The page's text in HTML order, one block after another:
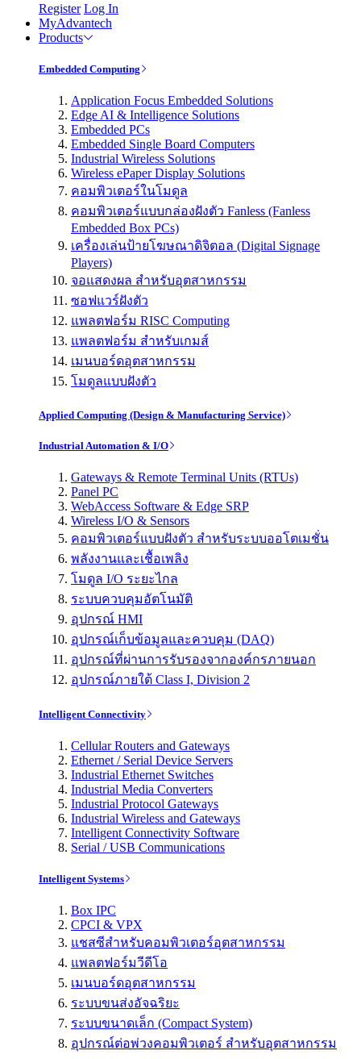
Register Log In
MyAdvantech
Products
Embedded Computing
Application Focus Embedded Solutions
Edge AI & Intelligence Solutions
Embedded PCs
Embedded Single Board Computers
Industrial Wireless Solutions
Wireless ePaper Display Solutions
คอมพิวเตอร์ในโมดูล
คอมพิวเตอร์แบบกล่องฝังตัว Fanless (Fanless
Embedded Box PCs)
เครื่องเล่นป้ายโฆษณาดิจิตอล (Digital Signage
Players)
จอแสดงผล สำหรับอุตสาหกรรม
ซอฟแวร์ฝังตัว
แพลตฟอร์ม RISC Computing
แพลตฟอร์ม สำหรับเกมส์
เมนบอร์ดอุตสาหกรรม
โมดูลแบบฝังตัว
Applied Computing (Design & Manufacturing Service)
Industrial Automation & I/O
Gateways & Remote Terminal Units (RTUs)
Panel PC
WebAccess Software & Edge SRP
Wireless I/O & Sensors
คอมพิวเตอร์แบบฝังตัว สำหรับระบบออโตเมชั่น
พลังงานและเชื้อเพลิง
โมดูล I/O ระยะไกล
ระบบควบคุมอัตโนมัติ
อุปกรณ์ HMI
อุปกรณ์เก็บข้อมูลและควบคุม (DAQ)
อุปกรณ์ที่ผ่านการรับรองจากองค์กรภายนอก
อุปกรณ์ภายใต้ Class I, Division 2
Intelligent Connectivity
Cellular Routers and Gateways
Ethernet / Serial Device Servers
Industrial Ethernet Switches
Industrial Media Converters
Industrial Protocol Gateways
Industrial Wireless and Gateways
Intelligent Connectivity Software
Serial / USB Communications
Intelligent Systems
Box IPC
CPCI & VPX
แชสซีสำหรับคอมพิวเตอร์อุตสาหกรรม
แพลตฟอร์มวีดีโอ
เมนบอร์ดอุตสาหกรรม
ระบบขนส่งอัจฉริยะ
ระบบขนาดเล็ก (Compact System)
อุปกรณ์ต่อพ่วงคอมพิวเตอร์ สำหรับอุตสาหกรรม